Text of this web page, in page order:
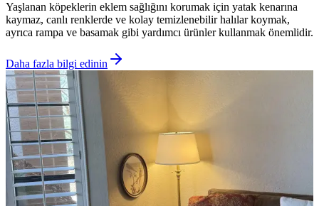
Yaşlanan köpeklerin eklem sağlığını korumak için yatak kenarına
kaymaz, canlı renklerde ve kolay temizlenebilir halılar koymak,
ayrıca rampa ve basamak gibi yardımcı ürünler kullanmak önemlidir.
Daha fazla bilgi edinin